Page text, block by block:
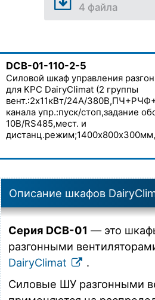
4 файла
DCB-01-110-2-5
Силовой шкаф управления
для КРС DairyClimat (2 группы
вент.:2х11кВт/24А/
канала упр.:пуск/стоп,задание
10В/RS485,мест. и
Описание шкафов
Серия DCB-01 — это
разгонными
DairyClimat
.
Силовые ШУ разгонными